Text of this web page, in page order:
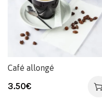
Café allongé
3.50€